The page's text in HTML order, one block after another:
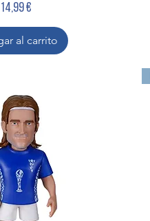
Precio
14,99 €
al carrito